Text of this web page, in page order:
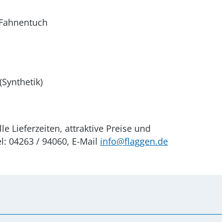
Lieferzeiten, attraktive Preise und
04263 / 94060, E-Mail info@flaggen.de